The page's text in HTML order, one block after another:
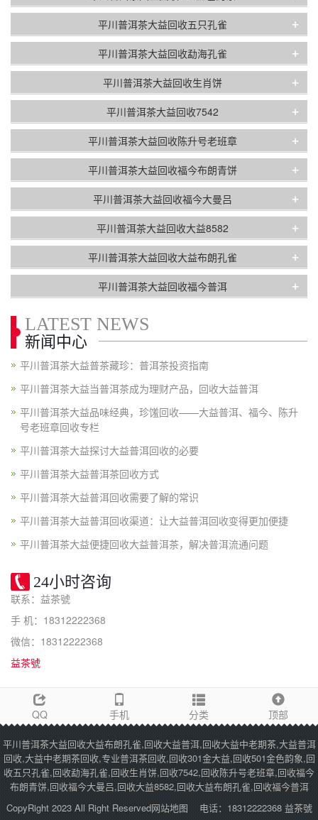
平川普洱茶大益回收五只孔雀 +
平川普洱茶大益回收勐海孔雀 +
平川普洱茶大益回收生肖饼 +
平川普洱茶大益回收7542 +
平川普洱茶大益回收陈升号老班章 +
平川普洱茶大益回收福今布朗青饼 +
平川普洱茶大益回收福今大曼吕 +
平川普洱茶大益回收大益8582 +
平川普洱茶大益回收大益布朗孔雀 +
平川普洱茶大益回收福今普洱 +
LATEST NEWS
新闻中心
平川普洱茶大益普茶藏珍：普洱茶投资指南
平川普洱茶大益当普洱茶成为理财产品，回收大益普洱
平川普洱茶大益品味经典，珍馐回收——大益普洱、福今、陈升
号老班章回收专栏
平川普洱茶大益探讨大益普洱回收的必要
平川普洱茶大益普洱茶回收方式
平川普洱茶大益普洱回收需要了解的常识
平川普洱茶大益普洱回收渠道：让大益普洱回收变得更加便捷
平川普洱茶大益便捷回收大益普洱茶，解决普洱流通问题
24小时咨询
联系：益茶號
手 机：18312222368
微信：18312222368
益茶號
QQ 手机 分类 顶部
平川普洱茶大益回收大益布朗孔雀,回收大益普洱,回收大益中老期茶,大益普洱
回收,大益中老期茶回收,专业普洱茶回收,回收301金大益,回收501金色韵象,回
收五只孔雀,回收勐海孔雀,回收生肖饼,回收7542,回收陈升号老班章,回收福今
布朗青饼,回收福今大曼吕,回收大益8582,回收大益布朗孔雀,回收福今普洱
CopyRight 2023 All Right Reserved网站地图 电话：18312222368 益茶號